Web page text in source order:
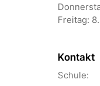
Freitag:
Kontakt
Schule: